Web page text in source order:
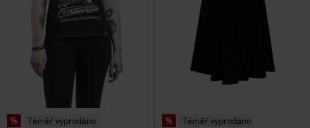
% Téměř vyprodáno % Téměř vyprodáno